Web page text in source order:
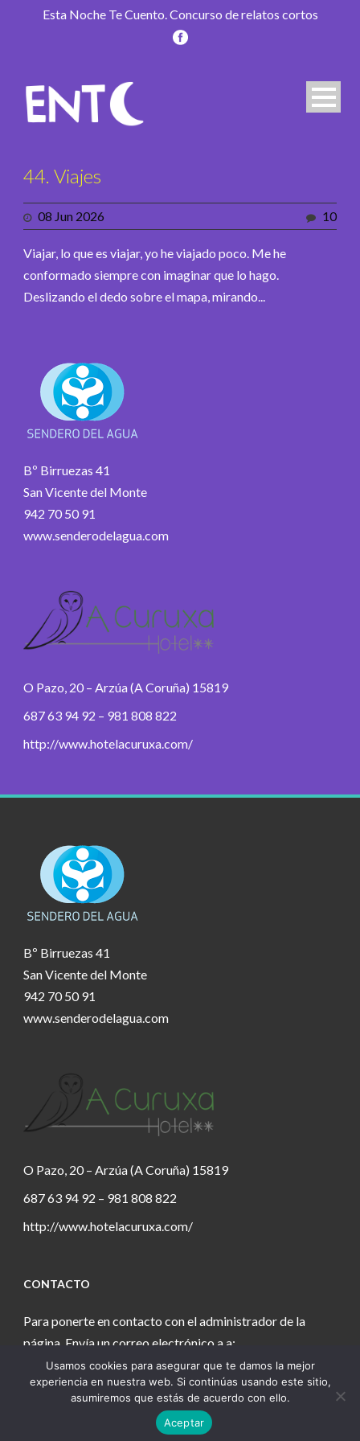
Esta Noche Te Cuento. Concurso de relatos cortos
44. Viajes
08 Jun 2026 10
Viajar, lo que es viajar, yo he viajado poco. Me he
conformado siempre con imaginar que lo hago.
Deslizando el dedo sobre el mapa, mirando...
Bº Birruezas 41
San Vicente del Monte
942 70 50 91
www.senderodelagua.com
O Pazo, 20 – Arzúa (A Coruña) 15819
687 63 94 92 – 981 808 822
http://www.hotelacuruxa.com/
Bº Birruezas 41
San Vicente del Monte
942 70 50 91
www.senderodelagua.com
O Pazo, 20 – Arzúa (A Coruña) 15819
687 63 94 92 – 981 808 822
http://www.hotelacuruxa.com/
CONTACTO
Para ponerte en contacto con el administrador de la
página. Envía un correo electrónico a a:
estanochetecuento@gmail.com
Usamos cookies para asegurar que te damos la mejor
experiencia en nuestra web. Si continúas usando este sitio,
asumiremos que estás de acuerdo con ello.
Aceptar